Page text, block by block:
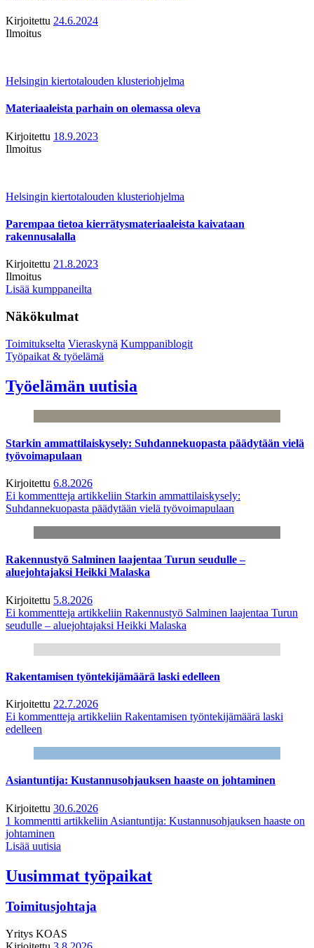
Kirjoitettu 24.6.2024
Ilmoitus
Helsingin kiertotalouden klusteriohjelma
Materiaaleista parhain on olemassa oleva
Kirjoitettu 18.9.2023
Ilmoitus
Helsingin kiertotalouden klusteriohjelma
Parempaa tietoa kierrätysmateriaaleista kaivataan
rakennusalalla
Kirjoitettu 21.8.2023
Ilmoitus
Lisää kumppaneilta
Näkökulmat
Toimitukselta Vieraskynä Kumppaniblogit
Työpaikat & työelämä
Työelämän uutisia
Starkin ammattilaiskysely: Suhdannekuopasta päädytään vielä
työvoimapulaan
Kirjoitettu 6.8.2026
Ei kommentteja artikkeliin Starkin ammattilaiskysely:
Suhdannekuopasta päädytään vielä työvoimapulaan
Rakennustyö Salminen laajentaa Turun seudulle –
aluejohtajaksi Heikki Malaska
Kirjoitettu 5.8.2026
Ei kommentteja artikkeliin Rakennustyö Salminen laajentaa Turun
seudulle – aluejohtajaksi Heikki Malaska
Rakentamisen työntekijämäärä laski edelleen
Kirjoitettu 22.7.2026
Ei kommentteja artikkeliin Rakentamisen työntekijämäärä laski
edelleen
Asiantuntija: Kustannusohjauksen haaste on johtaminen
Kirjoitettu 30.6.2026
1 kommentti artikkeliin Asiantuntija: Kustannusohjauksen haaste on
johtaminen
Lisää uutisia
Uusimmat työpaikat
Toimitusjohtaja
Yritys KOAS